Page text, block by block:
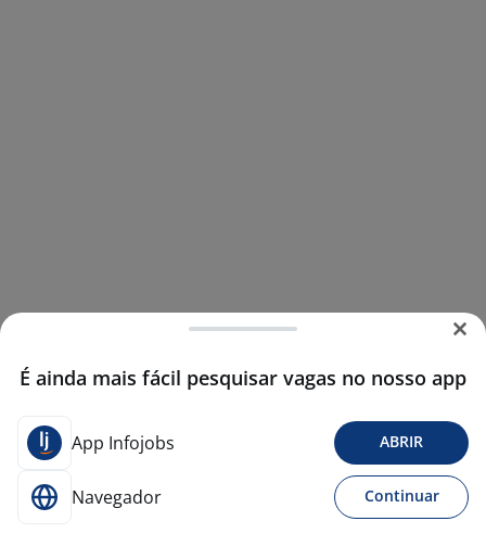
É ainda mais fácil pesquisar vagas no nosso app
App Infojobs ABRIR
Navegador Continuar